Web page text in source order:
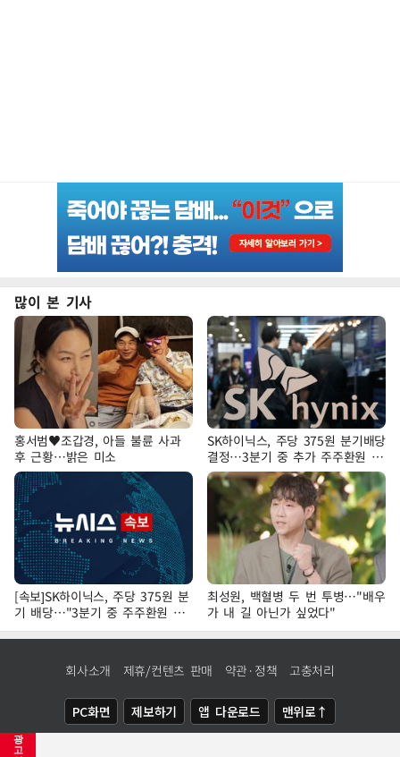
광
고
많이 본 기사
홍서범♥조갑경, 아들 불륜 사과
후 근황…밝은 미소
SK하이닉스, 주당 375원 분기배당
결정…3분기 중 추가 주주환원 발
표
[속보]SK하이닉스, 주당 375원 분
기 배당…"3분기 중 주주환원 방
안 확정"
최성원, 백혈병 두 번 투병…"배우
가 내 길 아닌가 싶었다"
회사소개 제휴/컨텐츠 판매 약관·정책 고충처리
PC화면 제보하기 앱 다운로드 맨위로↑